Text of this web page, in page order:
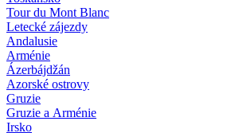
Tour du Mont Blanc
Letecké zájezdy
Andalusie
Arménie
Ázerbájdžán
Azorské ostrovy
Gruzie
Gruzie a Arménie
Irsko